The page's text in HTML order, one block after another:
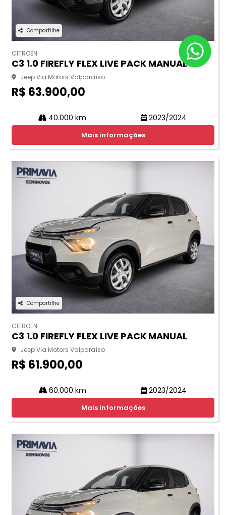
Compartilhe
CITROËN
C3 1.0 FIREFLY FLEX LIVE PACK MANUAL
Jeep Via Motors Valparaíso
R$ 63.900,00
40.000 km 2023/2024
Mais informações
Compartilhe
CITROËN
C3 1.0 FIREFLY FLEX LIVE PACK MANUAL
Jeep Via Motors Valparaíso
R$ 61.900,00
60.000 km 2023/2024
Mais informações